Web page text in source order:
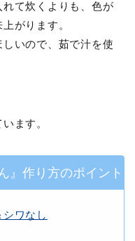
て炊くよりも、色が
がります。
いので、茹で汁を使
ます。
』作り方のポイント
ワなし